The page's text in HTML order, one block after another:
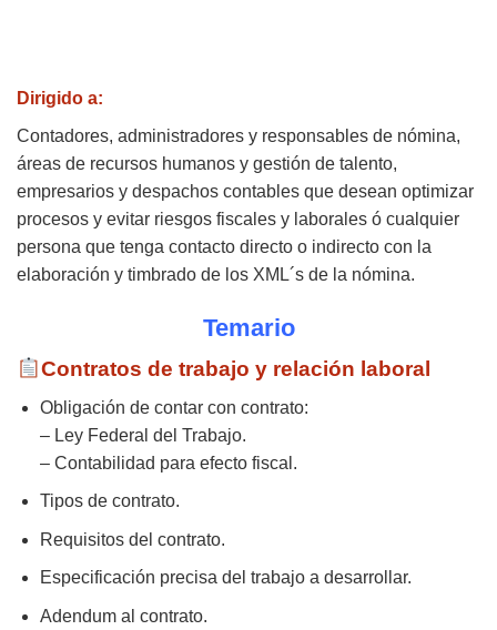
Dirigido a:
Contadores, administradores y responsables de nómina,
áreas de recursos humanos y gestión de talento,
empresarios y despachos contables que desean optimizar
procesos y evitar riesgos fiscales y laborales ó cualquier
persona que tenga contacto directo o indirecto con la
elaboración y timbrado de los XML´s de la nómina.
Temario
Contratos de trabajo y relación laboral
Obligación de contar con contrato:
– Ley Federal del Trabajo.
– Contabilidad para efecto fiscal.
Tipos de contrato.
Requisitos del contrato.
Especificación precisa del trabajo a desarrollar.
Adendum al contrato.